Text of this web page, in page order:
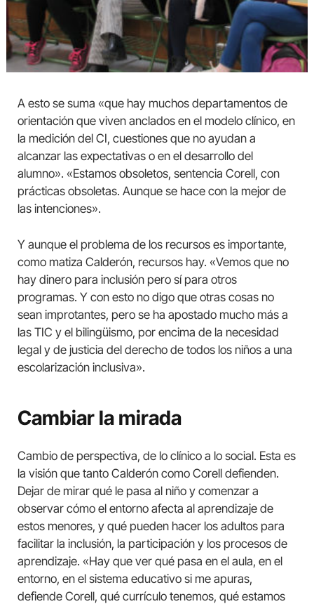
A esto se suma «que hay muchos departamentos de
orientación que viven anclados en el modelo clínico, en
la medición del CI, cuestiones que no ayudan a
alcanzar las expectativas o en el desarrollo del
alumno». «Estamos obsoletos, sentencia Corell, con
prácticas obsoletas. Aunque se hace con la mejor de
las intenciones».
Y aunque el problema de los recursos es importante,
como matiza Calderón, recursos hay. «Vemos que no
hay dinero para inclusión pero sí para otros
programas. Y con esto no digo que otras cosas no
sean improtantes, pero se ha apostado mucho más a
las TIC y el bilingüismo, por encima de la necesidad
legal y de justicia del derecho de todos los niños a una
escolarización inclusiva».
Cambiar la mirada
Cambio de perspectiva, de lo clínico a lo social. Esta es
la visión que tanto Calderón como Corell defienden.
Dejar de mirar qué le pasa al niño y comenzar a
observar cómo el entorno afecta al aprendizaje de
estos menores, y qué pueden hacer los adultos para
facilitar la inclusión, la participación y los procesos de
aprendizaje. «Hay que ver qué pasa en el aula, en el
entorno, en el sistema educativo si me apuras,
defiende Corell, qué currículo tenemos, qué estamos